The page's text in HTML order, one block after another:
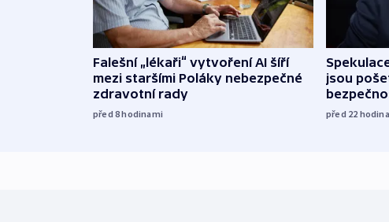
Falešní „lékaři“ vytvoření AI šíří
mezi staršími Poláky nebezpečné
zdravotní rady
před 8hodinami
jsou
před 22